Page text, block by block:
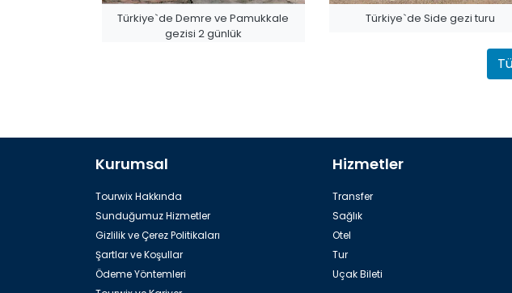
Türkiye`de Demre ve Pamukkale
gezisi 2 günlük
Türkiye`de Side gezi turu
Kurumsal
Tourwix Hakkında
Sunduğumuz Hizmetler
Gizlilik ve Çerez Politikaları
Şartlar ve Koşullar
Ödeme Yöntemleri
Hizmetler
Transfer
Sağlık
Otel
Tur
Uçak Bileti